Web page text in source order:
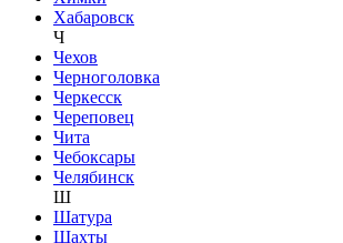
Хабаровск
Ч
Чехов
Черноголовка
Черкесск
Череповец
Чита
Чебоксары
Челябинск
Ш
Шатура
Шахты